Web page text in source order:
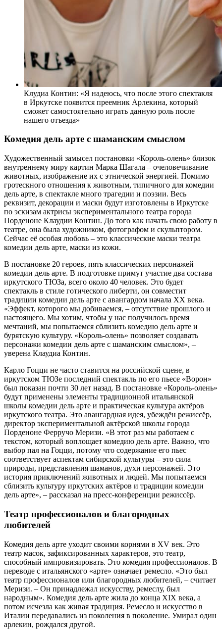
Клудиа Контин: «Я надеюсь, что после этого спектакля
в Иркутске появится преемник Арлекина, который
сможет самостоятельно играть данную роль после
нашего отъезда»
Комедия дель арте с шаманским смыслом
Художественный замысел постановки «Король-олень» близок
внутреннему миру картин Марка Шагала – очеловечивание
животных, изображение их с этнической энергией. Помимо
гротескного отношения к животным, типичного для комедии
дель арте, в спектакле много трагедии и поэзии. Весь
реквизит, декорации и маски будут изготовлены в Иркутске
по эскизам актрисы экспериментального театра города
Порденоне Клаудии Контин. До того как начать свою работу в
театре, она была художником, фото­графом и скульптором.
Сейчас её особая любовь – это классические маски театра
комедии дель арте, маски из кожи.
В постановке 20 героев, пять классических персонажей
комедии дель арте. В подготовке примут участие два состава
иркутского ТЮЗа, всего около 40 человек. Это будет
спектакль в стиле готического либерти, он совместит
традиции комедии дель арте с авангардом начала XX века.
«Эффект, которого мы добиваемся, – отсутствие прошлого и
настоящего. Мы хотим, чтобы у нас получилось время
мечтаний, мы попытаемся сблизить комедию дель арте и
бурятскую культуру. «Король-олень» позволяет создавать
персонажи комедии дель арте с шаманским смыслом», –
уверена Клаудиа Контин.
Карло Гоцци не часто ставится на российской сцене, в
иркутском ТЮЗе последний спектакль по его пьесе «Ворон»
был показан почти 30 лет назад. В постановке «Король-олень»
будут применены элементы традиционной итальянской
школы комедии дель арте и практическая культура актёров
иркутского теат­ра. Это авангардная идея, убеждён режиссёр,
директор экспериментальной актёрской школы города
Порденоне Ферручо Меризи. «В этот раз мы работаем с
текстом, который воплощает комедию дель арте. Важно, что
выбор пал на Гоцци, потому что содержание его пьес
соответствует аспектам сибирской культуры – это сила
природы, представления шаманов, духи персонажей. Это
история приключений животных и людей. Мы попытаемся
сблизить культуру иркутских актёров и традиции комедии
дель арте», – рассказал на пресс-конференции режиссёр.
Театр профессионалов и благородных
любителей
Комедия дель арте уходит своими корнями в XV век. Это
театр масок, зафиксированных характеров, это театр,
способный импровизировать. Это комедия профессионалов. В
переводе с итальянского «арте» означает ремесло. «Это был
театр профессионалов или благородных любителей, – считает
Меризи. – Он принадлежал искусству, ремес­лу, был
народным». Комедия дель арте жила до конца XIX века, а
потом исчезла как живая традиция. Ремесло и искусство в
Италии передавались из поколения в поколение. Умирал один
арлекин, рождался другой.